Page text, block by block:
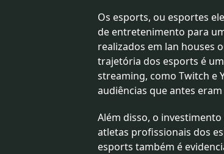
Os esports, ou esportes
de entretenimento para
realizados em lan houses
trajetória dos esports é
streaming, como Twitch e
audiências que antes
Além disso, o
atletas profissionais dos
esports também é